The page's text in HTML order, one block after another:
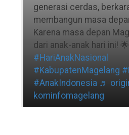
generasi cerdas,
membangun masa
Karena masa depan
dari anak-anak hari ini! 🌟
#HariAnakNasional
#KabupatenMagelang
#AnakIndonesia ♬
kominfomagelang